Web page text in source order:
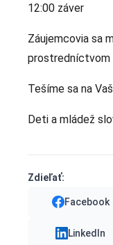
12:00 záver
Záujemcovia sa
prostredníctvom
Tešíme sa na
Deti a mládež
Zdieľať:
Facebook
LinkedIn